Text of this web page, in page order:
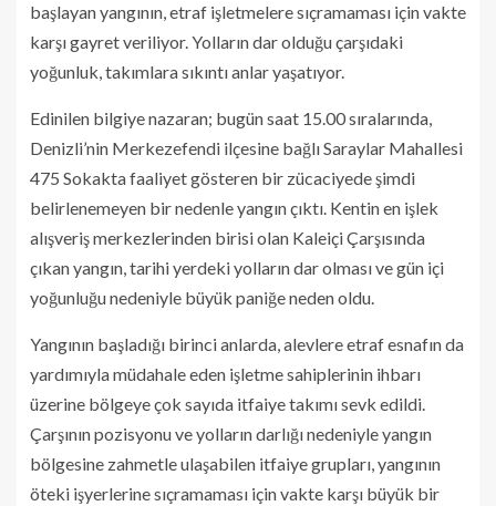
başlayan yangının, etraf işletmelere sıçramaması için vakte
karşı gayret veriliyor. Yolların dar olduğu çarşıdaki
yoğunluk, takımlara sıkıntı anlar yaşatıyor.
Edinilen bilgiye nazaran; bugün saat 15.00 sıralarında,
Denizli’nin Merkezefendi ilçesine bağlı Saraylar Mahallesi
475 Sokakta faaliyet gösteren bir zücaciyede şimdi
belirlenemeyen bir nedenle yangın çıktı. Kentin en işlek
alışveriş merkezlerinden birisi olan Kaleiçi Çarşısında
çıkan yangın, tarihi yerdeki yolların dar olması ve gün içi
yoğunluğu nedeniyle büyük paniğe neden oldu.
Yangının başladığı birinci anlarda, alevlere etraf esnafın da
yardımıyla müdahale eden işletme sahiplerinin ihbarı
üzerine bölgeye çok sayıda itfaiye takımı sevk edildi.
Çarşının pozisyonu ve yolların darlığı nedeniyle yangın
bölgesine zahmetle ulaşabilen itfaiye grupları, yangının
öteki işyerlerine sıçramaması için vakte karşı büyük bir